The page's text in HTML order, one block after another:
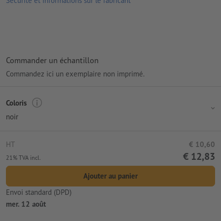
Commander un échantillon
Commandez ici un exemplaire non imprimé.
Coloris
noir
HT € 10,60
21% TVA incl. € 12,83
Ajouter au panier
Envoi standard (DPD)
mer. 12 août